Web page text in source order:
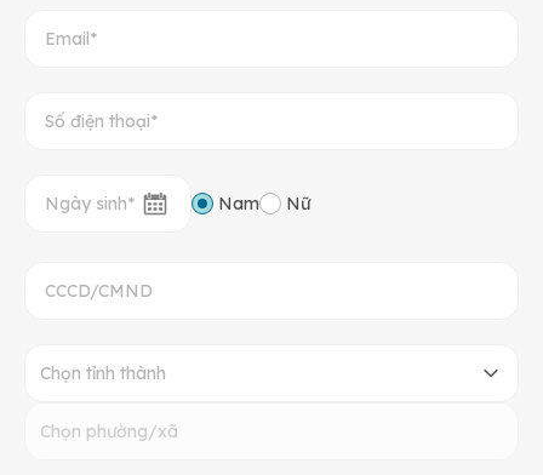
Nam Nữ
Chọn tỉnh thành
Chọn phường/xã